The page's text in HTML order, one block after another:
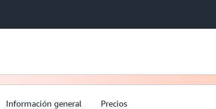
Información general Precios